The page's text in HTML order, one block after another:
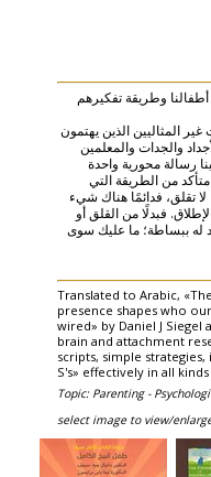
وطريقة تفكيرهم
غير المثاليين الذين يهتمون
والجدات والمعلمين
رسالة محورية واحدة
من الطريقة التي
تقلق، فدائمًا هناك شيء
فبدلًا من القلق أو
له ببساطة؛ ما عليك سوى
Translated to Arabic,
presence shapes who
wired» by Daniel J Siegel
brain and attachment
scripts, simple
S's» effectively in all
Topic: Parenting -
select image to view/